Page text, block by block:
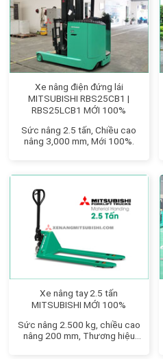
Xe nâng điện đứng lái
MITSUBISHI RBS25CB1 |
RBS25LCB1 MỚI 100%
Sức nâng 2.5 tấn, Chiều cao
nâng 3,000 mm, Mới 100%.
Xe nâng tay 2.5 tấn
MITSUBISHI MỚI 100%
Sức nâng 2.500 kg, chiều cao
nâng 200 mm, Thương hiệu